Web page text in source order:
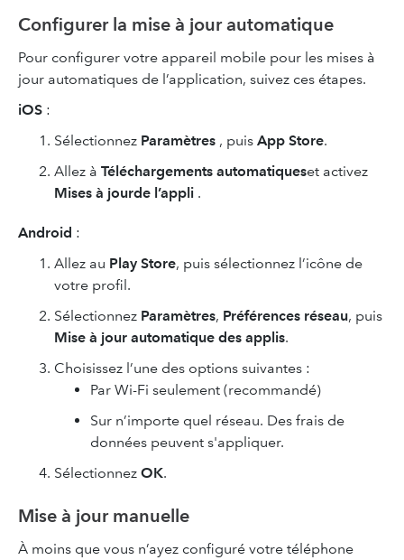
Configurer la mise à jour automatique
Pour configurer votre appareil mobile pour les mises à
jour automatiques de l’application, suivez ces étapes.
iOS :
Sélectionnez Paramètres , puis App Store.
Allez à Téléchargements automatiqueset activez
Mises à jourde l’appli .
Android :
Allez au Play Store, puis sélectionnez l’icône de
votre profil.
Sélectionnez Paramètres, Préférences réseau, puis
Mise à jour automatique des applis.
Choisissez l’une des options suivantes :
Par Wi-Fi seulement (recommandé)
Sur n’importe quel réseau. Des frais de
données peuvent s'appliquer.
Sélectionnez OK.
Mise à jour manuelle
À moins que vous n’ayez configuré votre téléphone